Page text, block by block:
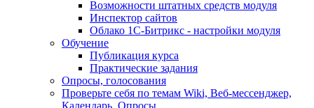
Возможности штатных средств модуля
Инспектор сайтов
Облако 1С-Битрикс - настройки модуля
Обучение
Публикация курса
Практические задания
Опросы, голосования
Проверьте себя по темам Wiki, Веб-мессенджер,
Календарь, Опросы